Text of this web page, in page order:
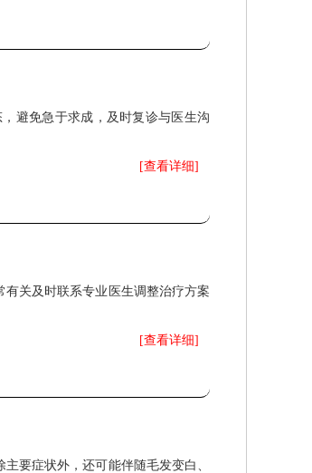
避免急于求成，及时复诊与医生沟
[查看详细]
关及时联系专业医生调整治疗方案
[查看详细]
要症状外，还可能伴随毛发变白、